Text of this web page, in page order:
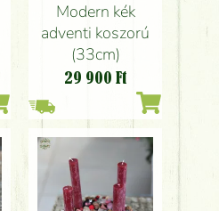
Modern kék
adventi koszorú
(33cm)
29 900 Ft